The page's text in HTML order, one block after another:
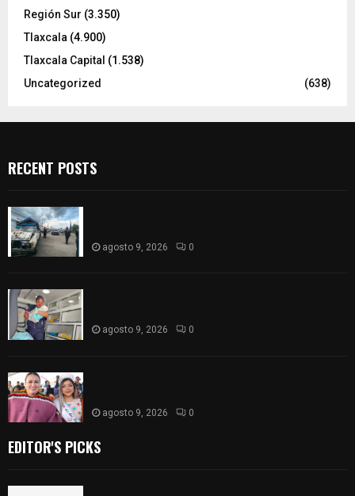
Región Sur (3.350)
Tlaxcala (4.900)
Tlaxcala Capital (1.538)
Uncategorized
(638)
RECENT POSTS
agosto 9, 2026 0
agosto 9, 2026 0
agosto 9, 2026 0
EDITOR'S PICKS